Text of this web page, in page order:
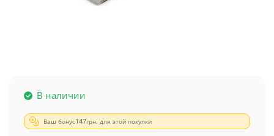
В наличии
Ваш бонус147грн. для этой покупки